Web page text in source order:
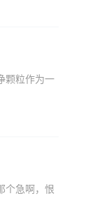
颗粒作为一
个急啊，恨